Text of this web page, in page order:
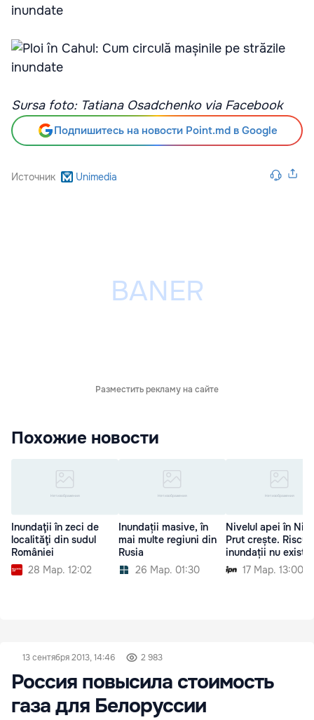
Sursa foto: Tatiana Osadchenko via Facebook
Подпишитесь на новости Point.md в Google
Источник Unimedia
Разместить рекламу на сайте
Похожие новости
Inundaţii în zeci de
localităţi din sudul
României
28 Мар. 12:02
Inundații masive, în
mai multe regiuni din
Rusia
26 Мар. 01:30
Nivelul apei în
Prut crește.
inundații nu există
17 Мар. 13:00
13 сентября 2013, 14:46 2 983
Россия повысила стоимость
газа для Белоруссии